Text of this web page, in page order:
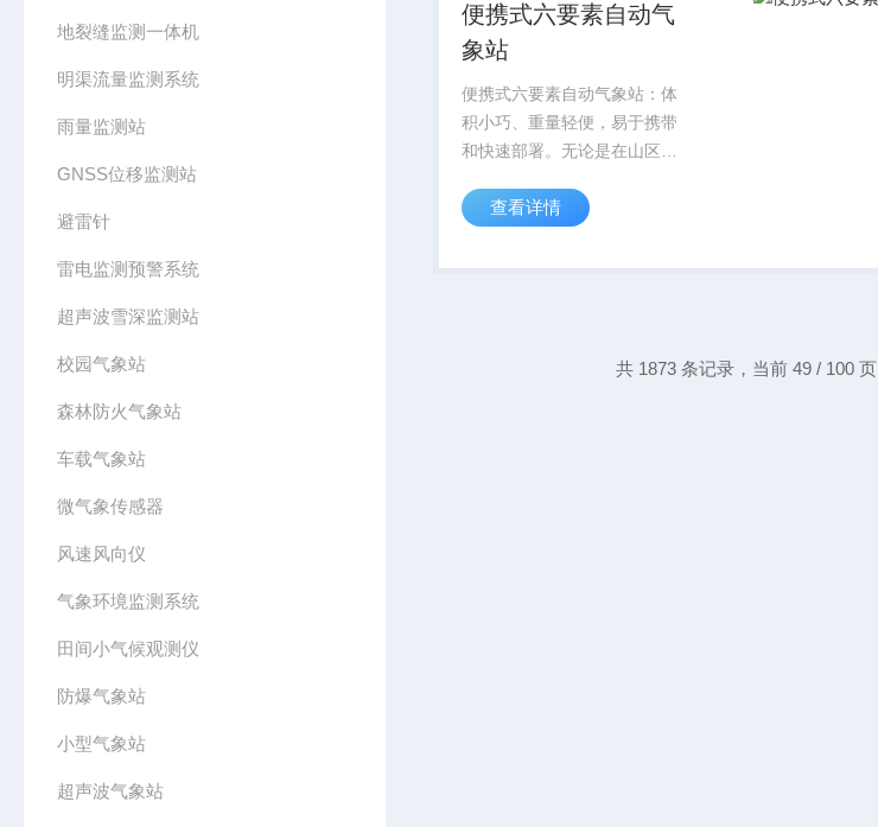
地裂缝监测一体机
明渠流量监测系统
雨量监测站
GNSS位移监测站
避雷针
雷电监测预警系统
超声波雪深监测站
校园气象站
森林防火气象站
车载气象站
微气象传感器
风速风向仪
气象环境监测系统
田间小气候观测仪
防爆气象站
小型气象站
超声波气象站
便携式六要素自动气
象站
便携式六要素自动气象站：体
积小巧、重量轻便，易于携带
和快速部署。无论是在山区、
复杂地形的灾害现场，都能通
快速运输至指定位置。
查看详情
共 1873 条记录，当前 49 / 100 页